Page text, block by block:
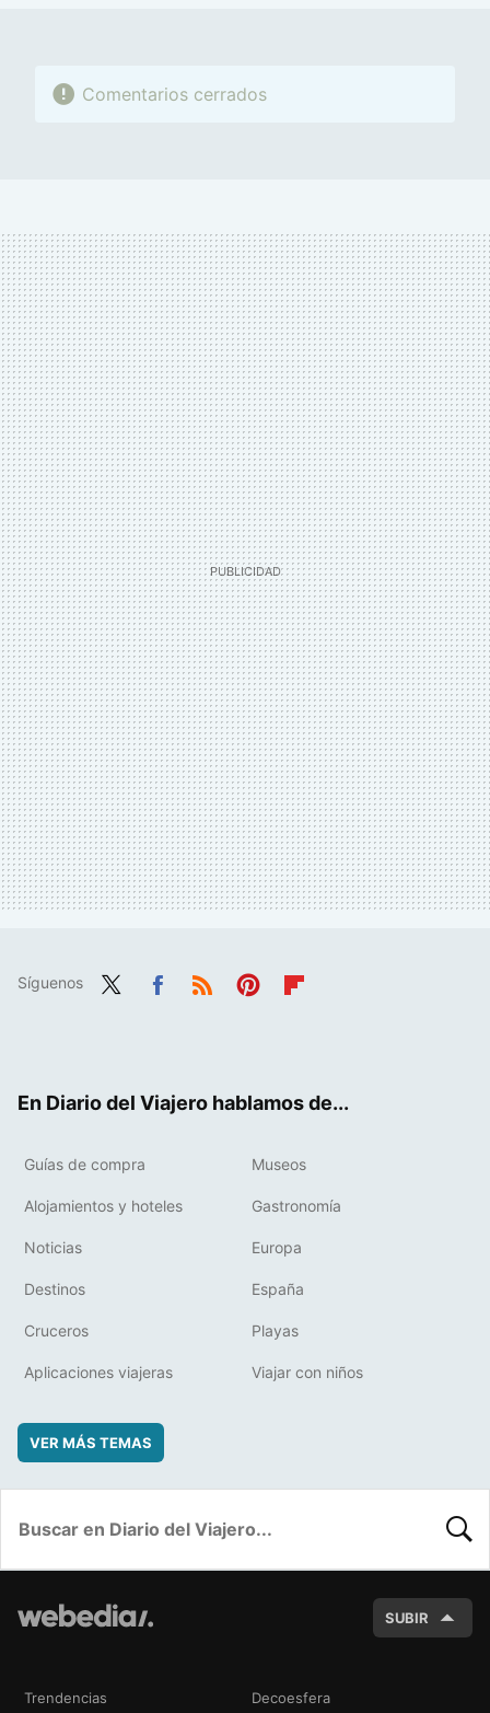
Comentarios cerrados
Síguenos
En Diario del Viajero hablamos de...
Guías de compra Museos
Alojamientos y hoteles Gastronomía
Noticias Europa
Destinos España
Cruceros Playas
Aplicaciones viajeras Viajar con niños
VER MÁS TEMAS
SUBIR
Trendencias Decoesfera